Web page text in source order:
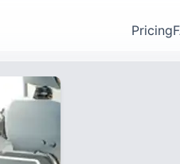
Pricing